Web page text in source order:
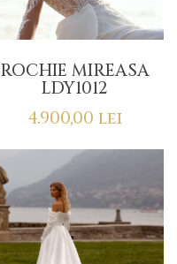
ROCHIE MIREASA
LDY1012
4.900,00 lei